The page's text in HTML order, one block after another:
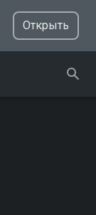
Открыть